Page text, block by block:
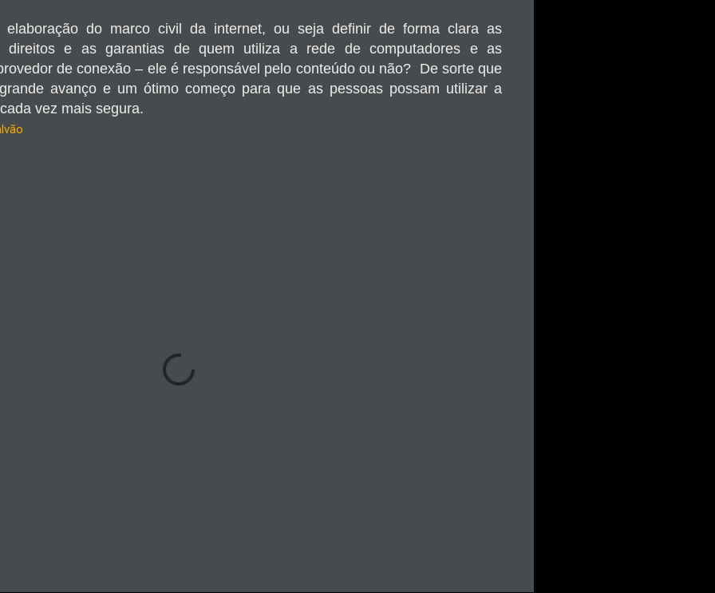
do marco civil da internet, ou seja definir de forma clara as
direitos e as garantias de quem utiliza a rede de computadores e as
de conexão – ele é responsável pelo conteúdo ou não? De sorte que
avanço e um ótimo começo para que as pessoas possam utilizar a
vez mais segura.